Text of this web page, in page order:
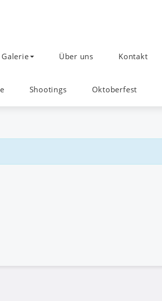
Über uns Kontakt
Shootings Oktoberfest